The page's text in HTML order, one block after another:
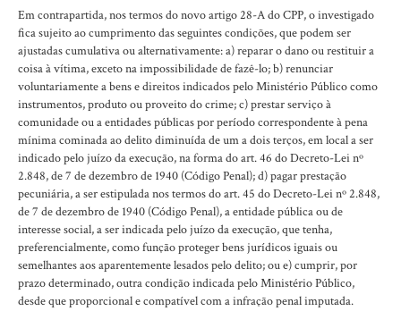
Em contrapartida, nos termos do novo artigo 28-A do CPP, o investigado
fica sujeito ao cumprimento das seguintes condições, que podem ser
ajustadas cumulativa ou alternativamente: a) reparar o dano ou restituir a
coisa à vítima, exceto na impossibilidade de fazê-lo; b) renunciar
voluntariamente a bens e direitos indicados pelo Ministério Público como
instrumentos, produto ou proveito do crime; c) prestar serviço à
comunidade ou a entidades públicas por período correspondente à pena
mínima cominada ao delito diminuída de um a dois terços, em local a ser
indicado pelo juízo da execução, na forma do art. 46 do Decreto-Lei nº
2.848, de 7 de dezembro de 1940 (Código Penal); d) pagar prestação
pecuniária, a ser estipulada nos termos do art. 45 do Decreto-Lei nº 2.848,
de 7 de dezembro de 1940 (Código Penal), a entidade pública ou de
interesse social, a ser indicada pelo juízo da execução, que tenha,
preferencialmente, como função proteger bens jurídicos iguais ou
semelhantes aos aparentemente lesados pelo delito; ou e) cumprir, por
prazo determinado, outra condição indicada pelo Ministério Público,
desde que proporcional e compatível com a infração penal imputada.